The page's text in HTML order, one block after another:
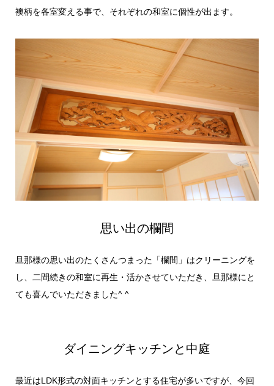
襖柄を各室変える事で、それぞれの和室に個性が出ます。
思い出の欄間
旦那様の思い出のたくさんつまった「欄間」はクリーニングを
し、二間続きの和室に再生・活かさせていただき、旦那様にと
ても喜んでいただきました^ ^
ダイニングキッチンと中庭
最近はLDK形式の対面キッチンとする住宅が多いですが、今回